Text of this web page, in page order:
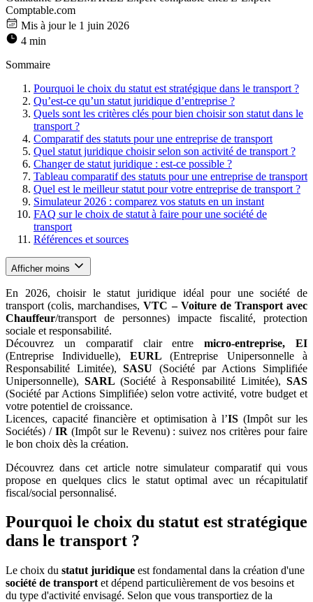
Comptable.com
Mis à jour le 1 juin 2026
4 min
Sommaire
Pourquoi le choix du statut est stratégique dans le transport ?
Qu’est-ce qu’un statut juridique d’entreprise ?
Quels sont les critères clés pour bien choisir son statut dans le
transport ?
Comparatif des statuts pour une entreprise de transport
Quel statut juridique choisir selon son activité de transport ?
Changer de statut juridique : est-ce possible ?
Tableau comparatif des statuts pour une entreprise de transport
Quel est le meilleur statut pour votre entreprise de transport ?
Simulateur 2026 : comparez vos statuts en un instant
FAQ sur le choix de statut à faire pour une société de
transport
Références et sources
Afficher moins
En 2026, choisir le statut juridique idéal pour une société de
transport (colis, marchandises,VTC – Voiture de Transport avec
Chauffeur/transport de personnes) impacte fiscalité, protection
sociale et responsabilité.
Découvrez un comparatif clair entremicro-entreprise, EI
(Entreprise Individuelle), EURL(Entreprise Unipersonnelle à
Responsabilité Limitée),SASU(Société par Actions Simplifiée
Unipersonnelle), SARL (Société à Responsabilité Limitée),SAS
(Société par Actions Simplifiée) selon votre activité, votre budget et
votre potentiel de croissance.
Licences, capacité financière et optimisation à l’IS(Impôt sur les
Sociétés) / IR (Impôt sur le Revenu) : suivez nos critères pour faire
le bon choix dès la création.
Découvrez dans cet article notre simulateur comparatif qui vous
propose en quelques clics le statut optimal avec un récapitulatif
fiscal/social personnalisé.
Pourquoi le choix du statut est stratégique
dans le transport ?
Le choix du statut juridique est fondamental dans la création d'une
société de transport et dépend particulièrement de vos besoins et
du type d'activité envisagé. Selon que vous transportiez de la